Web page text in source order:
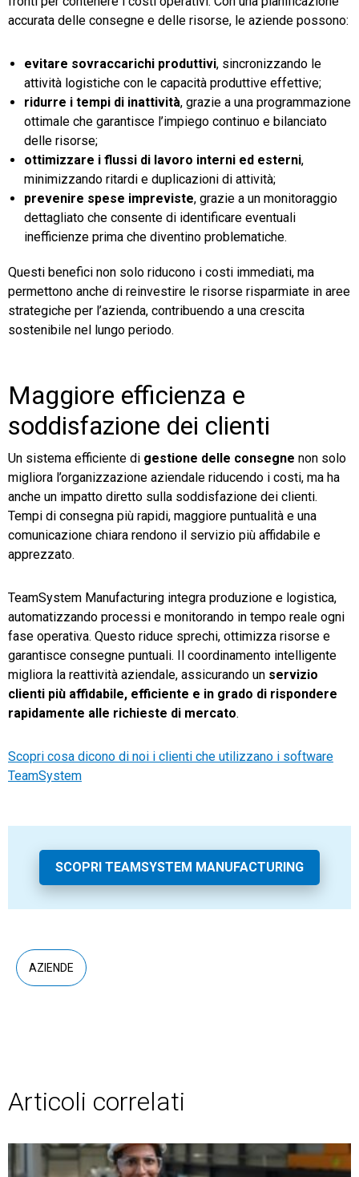
accurata delle consegne e delle risorse, le aziende possono:
evitare sovraccarichi produttivi, sincronizzando le
attività logistiche con le capacità produttive effettive;
ridurre i tempi di inattività, grazie a una programmazione
ottimale che garantisce l’impiego continuo e bilanciato
delle risorse;
ottimizzare i flussi di lavoro interni ed esterni,
minimizzando ritardi e duplicazioni di attività;
prevenire spese impreviste, grazie a un monitoraggio
dettagliato che consente di identificare eventuali
inefficienze prima che diventino problematiche.
Questi benefici non solo riducono i costi immediati, ma
permettono anche di reinvestire le risorse risparmiate in aree
strategiche per l’azienda, contribuendo a una crescita
sostenibile nel lungo periodo.
Maggiore efficienza e
soddisfazione dei clienti
Un sistema efficiente di gestione delle consegne non solo
migliora l’organizzazione aziendale riducendo i costi, ma ha
anche un impatto diretto sulla soddisfazione dei clienti.
Tempi di consegna più rapidi, maggiore puntualità e una
comunicazione chiara rendono il servizio più affidabile e
apprezzato.
TeamSystem Manufacturing integra produzione e logistica,
automatizzando processi e monitorando in tempo reale ogni
fase operativa. Questo riduce sprechi, ottimizza risorse e
garantisce consegne puntuali. Il coordinamento intelligente
migliora la reattività aziendale, assicurando un servizio
clienti più affidabile, efficiente e in grado di rispondere
rapidamente alle richieste di mercato.
Scopri cosa dicono di noi i clienti che utilizzano i software
TeamSystem
SCOPRI TEAMSYSTEM MANUFACTURING
AZIENDE
Articoli correlati